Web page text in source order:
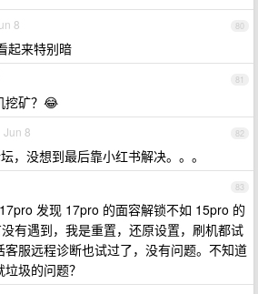
80
8
起来特别暗
81
挖矿？😂
82
Jun 8
，没想到最后靠小红书解决。。。
83
发现 17pro 的面容解锁不如 15pro 的
有遇到，我是重置，还原设置，刷机都试
服远程诊断也试过了，没有问题。不知道
圾的问题？